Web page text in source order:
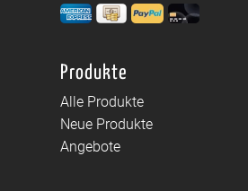
Produkte
Alle Produkte
Neue Produkte
Angebote